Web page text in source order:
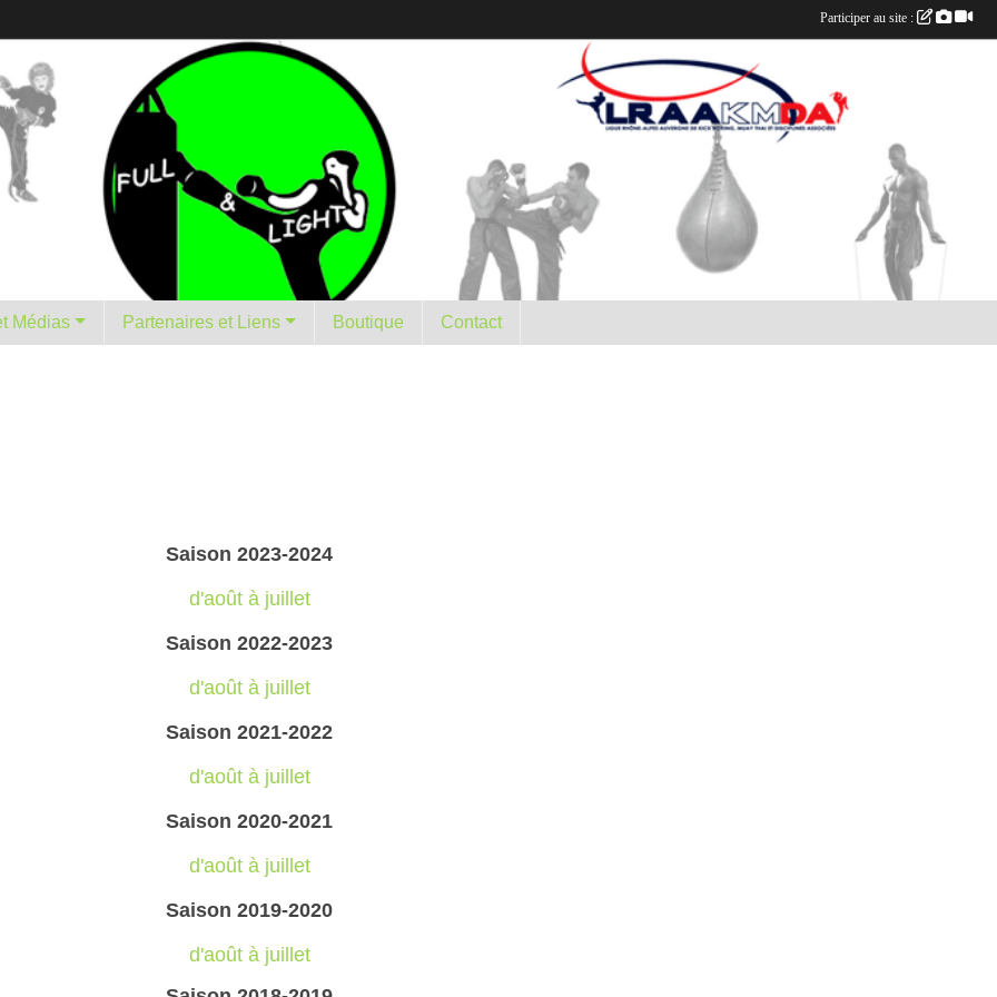
et Médias Partenaires et Liens Boutique Contact
Saison 2023-2024
d'août à juillet
Saison 2022-2023
d'août à juillet
Saison 2021-2022
d'août à juillet
Saison 2020-2021
d'août à juillet
Saison 2019-2020
d'août à juillet
Participer au site :